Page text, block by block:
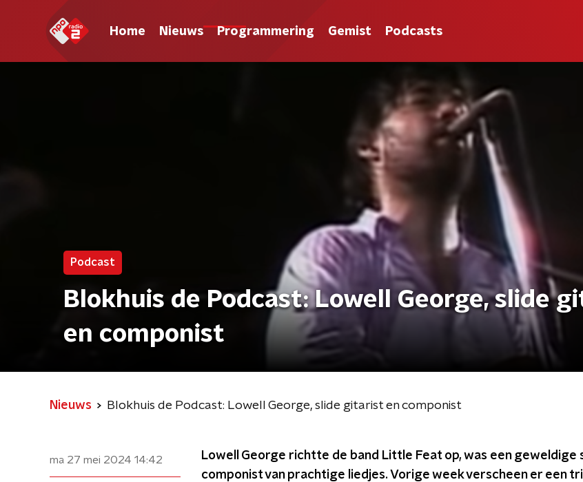
Home Nieuws Programmering Gemist Podcasts
Podcast
Blokhuis de Podcast: Lowell George, slide
en componist
Nieuws Blokhuis de Podcast: Lowell George, slide gitarist en componist
ma 27 mei 2024 14:42
Lowell George richtte de band Little Feat op, was een geweldige
componist van prachtige liedjes. Vorige week verscheen er een